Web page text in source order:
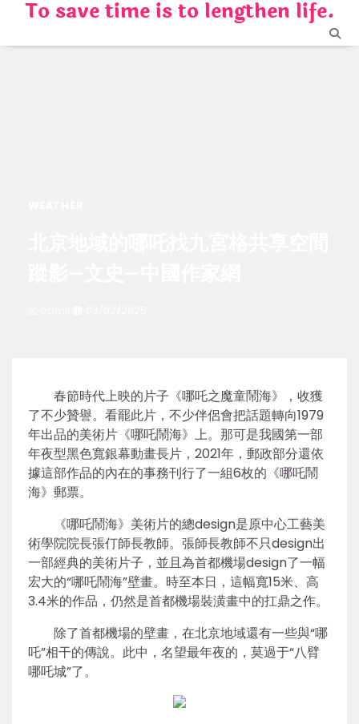
content
To save time is to lengthen life.
春節時代上映的片子《哪吒之魔童鬧海》，收獲
了不少贊譽。看罷此片，不少伴侶會把話題轉向1979
年出品的美術片《哪吒鬧海》上。那可是我國第一部
年夜型黑色寬銀幕動畫長片，2021年，郵政部分還依
據這部作品的內在的事務刊行了一組6枚的《哪吒鬧
海》郵票。
《哪吒鬧海》美術片的總design是原中心工藝美
術學院院長張仃師長教師。張師長教師不只design出
一部經典的美術片子，並且為首都機場design了一幅
宏大的“哪吒鬧海”壁畫。時至本日，這幅寬15米、高
3.4米的作品，仍然是首都機場裝潢畫中的扛鼎之作。
除了首都機場的壁畫，在北京地域還有一些與“哪
吒”相干的傳說。此中，名望最年夜的，莫過于“八臂
哪吒城”了。